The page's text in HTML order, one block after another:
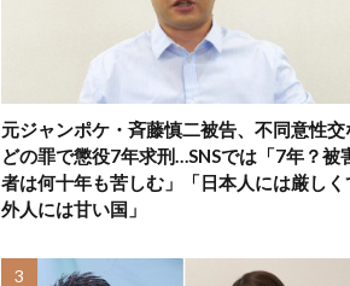
元ジャンポケ・斉藤慎二被告、不同意性交
どの罪で懲役7年求刑…SNSでは「7年？被
者は何十年も苦しむ」「日本人には厳しく
外人には甘い国」